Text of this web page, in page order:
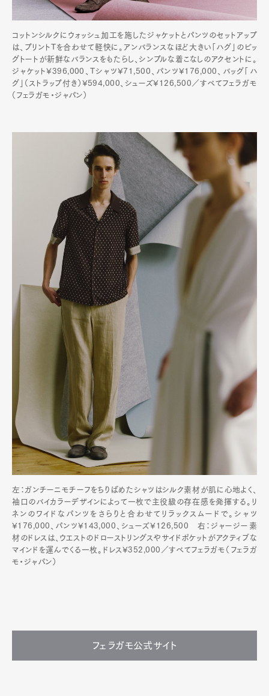
コットンシルクにウォッシュ加工を施したジャケットとパンツのセットアップ
は、プリントTを合わせて軽快に。アンバランスなほど大きい「ハグ」のビッ
グトートが新鮮なバランスをもたらし、シンプルな着こなしのアクセントに。
ジャケット¥396,000、Tシャツ¥71,500、パンツ¥176,000、バッグ「ハ
グ」（ストラップ付き）¥594,000、シューズ¥126,500／すべてフェラガモ
（フェラガモ・ジャパン）
左：ガンチーニモチーフをちりばめたシャツはシルク素材が肌に心地よく、
袖口のバイカラーデザインによって一枚で主役級の存在感を発揮する。リ
ネンのワイドなパンツをさらりと合わせてリラックスムードで。シャツ
¥176,000、パンツ¥143,000、シューズ¥126,500 右：ジャージー素
材のドレスは、ウエストのドローストリングスやサイドポケットがアクティブな
マインドを運んでくる一枚。ドレス¥352,000／すべてフェラガモ（フェラガ
モ・ジャパン）
フェラガモ公式サイト